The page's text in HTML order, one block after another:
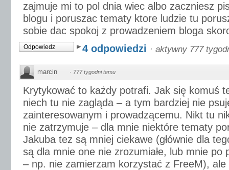
zajmuje mi to pol dnia wiec albo zaczniesz
blogu i poruszac tematy ktore ludzie tu
sobie dac spokoj z prowadzeniem bloga
Odpowiedz 4 odpowiedzi · aktywny 777
marcin · 777 tygodni temu
Krytykować to każdy potrafi. Jak się komuś
niech tu nie zagląda – a tym bardziej nie
zainteresowanym i prowadzącemu. Nikt tu
nie zatrzymuje – dla mnie niektóre tematy
Jakuba tez są mniej ciekawe (głównie dla
są dla mnie one nie zrozumiałe, lub mnie po
– np. nie zamierzam korzystać z FreeM),